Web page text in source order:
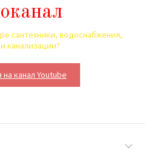
сантехники, водоснабжения,
канализации?
канал Youtube